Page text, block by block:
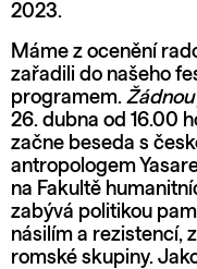
2023.
Máme z ocenění
zařadili do našeho
programem.
26. dubna od 16.00
začne beseda s
antropologem
na Fakultě
zabývá politikou
násilím a rezistencí,
romské skupiny.